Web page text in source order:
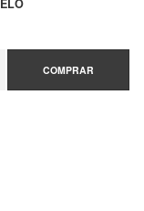
COMPRAR